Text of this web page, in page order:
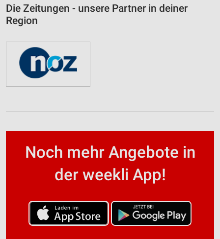
Die Zeitungen - unsere Partner in deiner
Region
Noch mehr Angebote in
der weekli App!